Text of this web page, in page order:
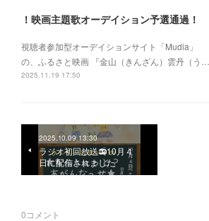
！映画主題歌オーデイション予選通過！
視聴者参加型オーデイションサイト「Mudia」
の、ふるさと映画 『金山（きんざん）雲丹（う…
2025.11.19 17:50
2025.10.09 13:30
ラジオ初回放送📻10月４
日に配信されました
0コメント